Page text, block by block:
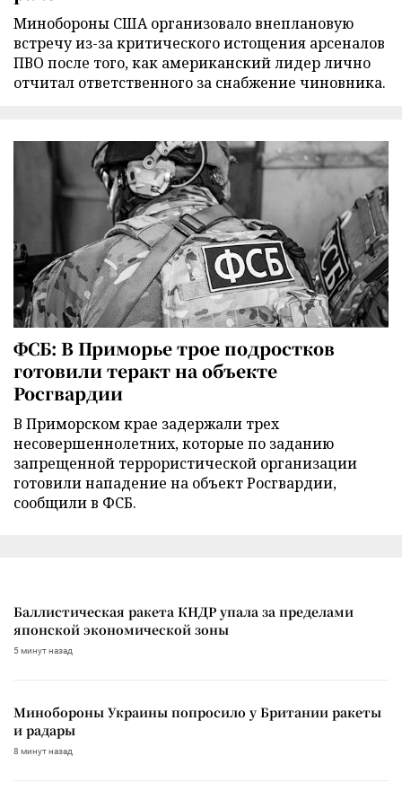
Минобороны США организовало внеплановую
встречу из-за критического истощения арсеналов
ПВО после того, как американский лидер лично
отчитал ответственного за снабжение чиновника.
ФСБ: В Приморье трое подростков
готовили теракт на объекте
Росгвардии
В Приморском крае задержали трех
несовершеннолетних, которые по заданию
запрещенной террористической организации
готовили нападение на объект Росгвардии,
сообщили в ФСБ.
Баллистическая ракета КНДР упала за пределами
японской экономической зоны
5 минут назад
Минобороны Украины попросило у Британии ракеты
и радары
8 минут назад